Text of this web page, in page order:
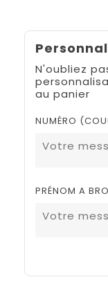
N'oubliez
au panier
NUMÉRO
PRÉNOM A